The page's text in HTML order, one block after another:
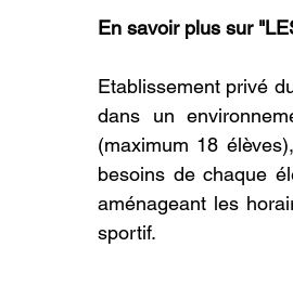
En savoir plus sur
Etablissement privé
dans un
(maximum 18
besoins de chaque
aménageant les
sportif.